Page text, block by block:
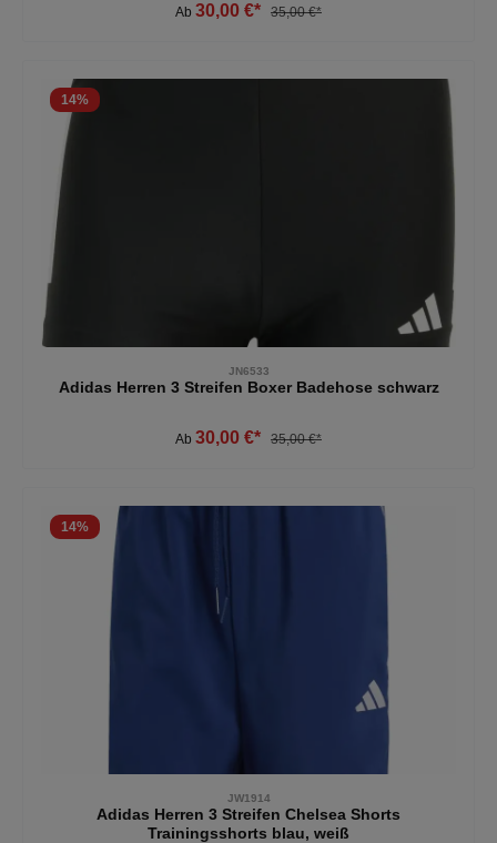
Ab 30,00 €* 35,00 €*
14%
JN6533
Adidas Herren 3 Streifen Boxer Badehose schwarz
Ab 30,00 €* 35,00 €*
14%
JW1914
Adidas Herren 3 Streifen Chelsea Shorts
Trainingsshorts blau, weiß